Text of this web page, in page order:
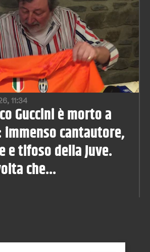
11:34
Guccini è morto a
immenso cantautore,
e tifoso della Juve.
che...